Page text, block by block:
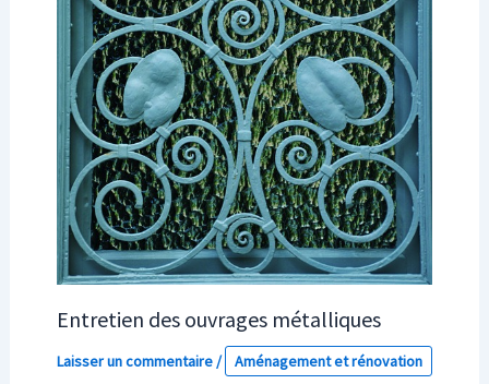
Entretien des ouvrages métalliques
Laisser un commentaire / Aménagement et rénovation